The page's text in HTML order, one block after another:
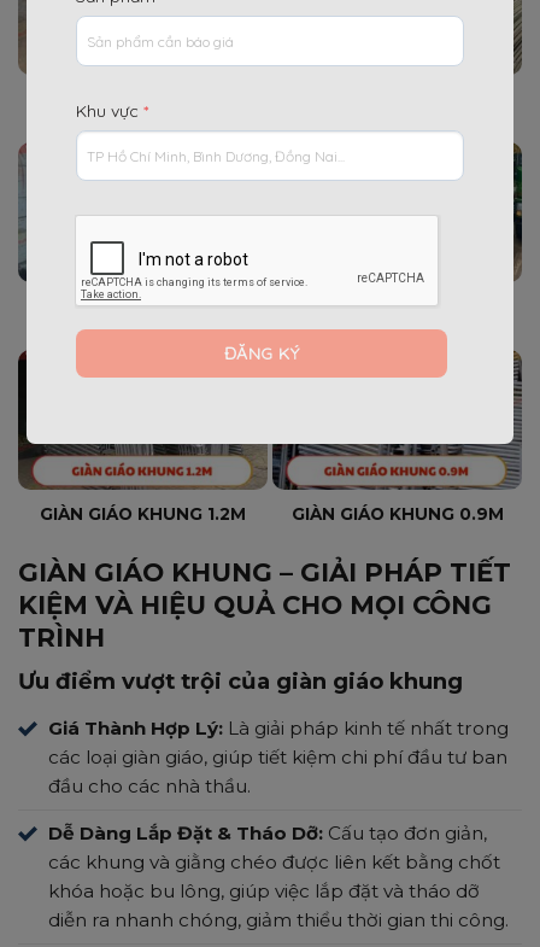
GIÀN GIÁO KHUNG 1.7M GIÀN GIÁO KHUNG 1.5M
GIÀN GIÁO KHUNG 1.2M GIÀN GIÁO KHUNG 0.9M
GIÀN GIÁO KHUNG – GIẢI PHÁP TIẾT
KIỆM VÀ HIỆU QUẢ CHO MỌI CÔNG
TRÌNH
Ưu điểm vượt trội của giàn giáo khung
Giá Thành Hợp Lý: Là giải pháp kinh tế nhất trong
các loại giàn giáo, giúp tiết kiệm chi phí đầu tư ban
đầu cho các nhà thầu.
Dễ Dàng Lắp Đặt & Tháo Dỡ: Cấu tạo đơn giản,
các khung và giằng chéo được liên kết bằng chốt
khóa hoặc bu lông, giúp việc lắp đặt và tháo dỡ
diễn ra nhanh chóng, giảm thiểu thời gian thi công.
Khu vực *